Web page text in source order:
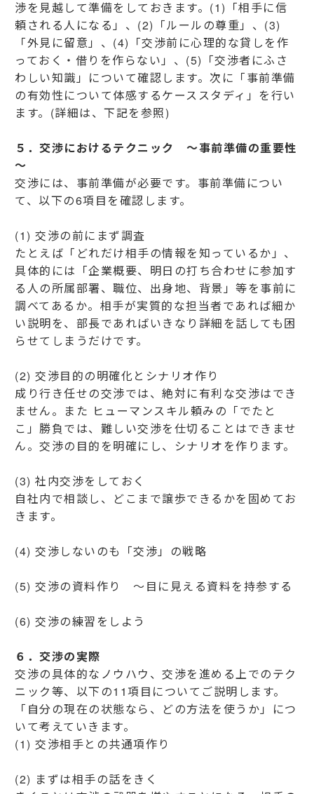
渉を見越して準備をしておきます。(1)「相手に信
頼される人になる」、(2)「ルールの尊重」、(3)
「外見に留意」、(4)「交渉前に心理的な貸しを作
っておく・借りを作らない」、(5)「交渉者にふさ
わしい知識」について確認します。次に「事前準備
の有効性について体感するケーススタディ」を行い
ます。(詳細は、下記を参照)
５．交渉におけるテクニック ～事前準備の重要性
～
交渉には、事前準備が必要です。事前準備につい
て、以下の6項目を確認します。
(1) 交渉の前にまず調査
たとえば「どれだけ相手の情報を知っているか」、
具体的には「企業概要、明日の打ち合わせに参加す
る人の所属部署、職位、出身地、背景」等を事前に
調べてあるか。相手が実質的な担当者であれば細か
い説明を、部長であればいきなり詳細を話しても困
らせてしまうだけです。
(2) 交渉目的の明確化とシナリオ作り
成り行き任せの交渉では、絶対に有利な交渉はでき
ません。また ヒューマンスキル頼みの「でたと
こ」勝負では、難しい交渉を仕切ることはできませ
ん。交渉の目的を明確にし、シナリオを作ります。
(3) 社内交渉をしておく
自社内で相談し、どこまで譲歩できるかを固めてお
きます。
(4) 交渉しないのも「交渉」の戦略
(5) 交渉の資料作り ～目に見える資料を持参する
(6) 交渉の練習をしよう
６．交渉の実際
交渉の具体的なノウハウ、交渉を進める上でのテク
ニック等、以下の11項目についてご説明します。
「自分の現在の状態なら、どの方法を使うか」につ
いて考えていきます。
(1) 交渉相手との共通項作り
(2) まずは相手の話をきく